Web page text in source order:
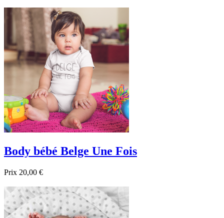
Body bébé Belge Une Fois
Prix 20,00 €
 Aperçu rapide
Blanc Noir Bleu foncé